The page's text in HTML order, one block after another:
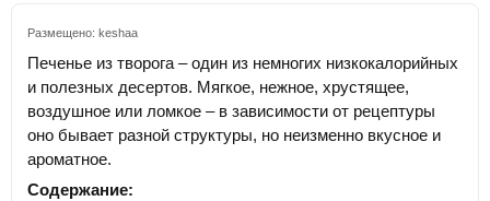
Размещено: keshaa
Печенье из творога – один из немногих низкокалорийных
и полезных десертов. Мягкое, нежное, хрустящее,
воздушное или ломкое – в зависимости от рецептуры
оно бывает разной структуры, но неизменно вкусное и
ароматное.
Содержание: